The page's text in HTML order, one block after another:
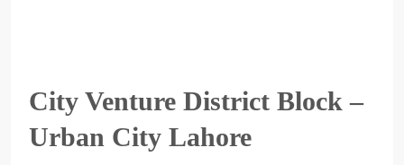
City Venture District Block –
Urban City Lahore